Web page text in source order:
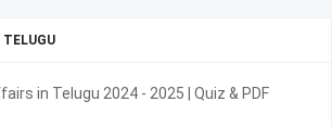
TELUGU
in Telugu 2024 - 2025 | Quiz & PDF